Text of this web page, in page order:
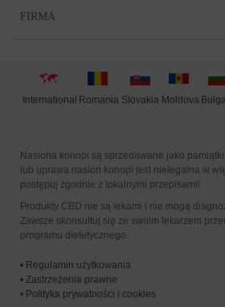
FIRMA
International Romania Slovakia Moldova
Nasiona konopi są sprzedawane jako pamiątki
lub uprawa nasion konopi jest nielegalna w
postępuj zgodnie z lokalnymi przepisami!
Produkty CBD nie są lekami i nie mogą
Zawsze skonsultuj się ze swoim lekarzem
programu dietetycznego.
• Regulamin użytkowania
• Zastrzeżenia prawne
• Polityka prywatności i cookies